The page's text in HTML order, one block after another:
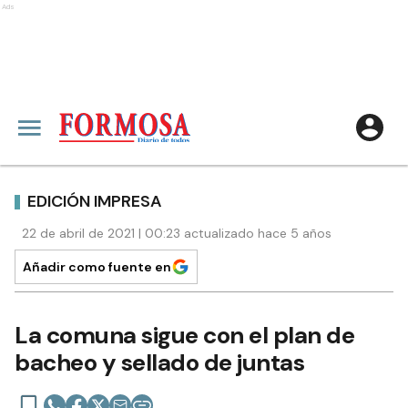
Ads
EDICIÓN IMPRESA
22 de abril de 2021 | 00:23 actualizado hace 5 años
Añadir como fuente en
La comuna sigue con el plan de
bacheo y sellado de juntas